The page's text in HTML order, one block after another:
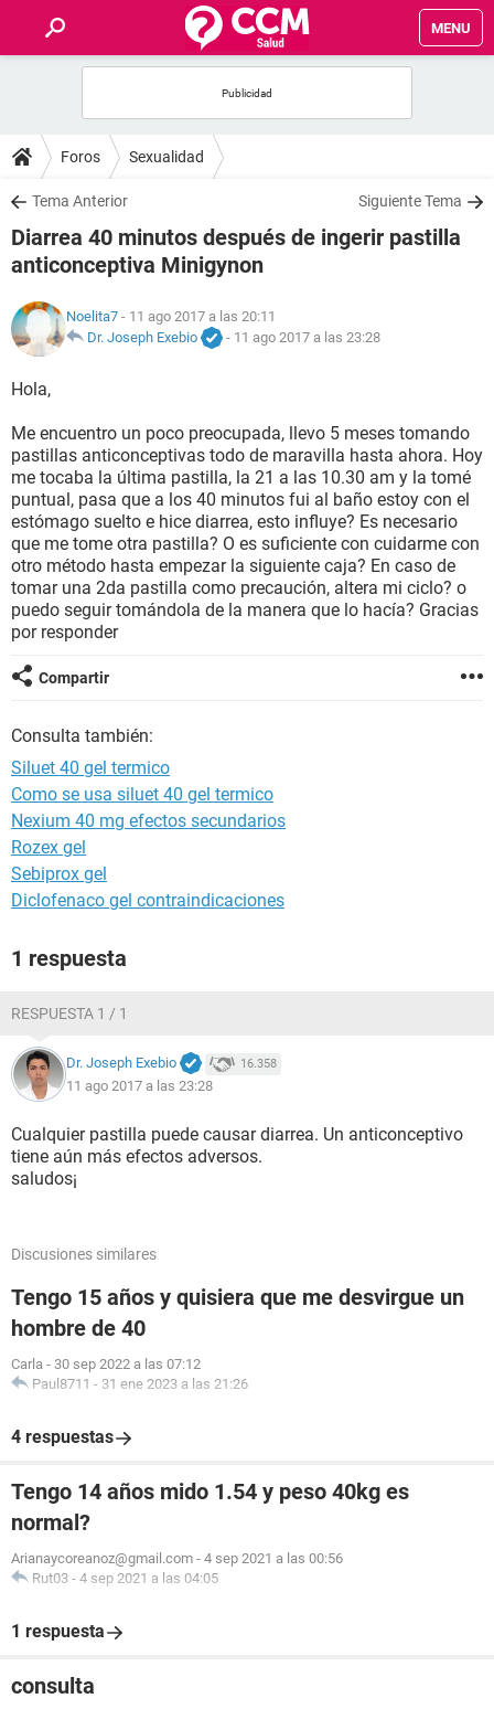
MENU
FOROS
SALUD
FAMILIA
NUTRICIÓN
SEXUALIDAD
GLOSARIO
Foros Sexualidad
Tema Anterior Siguiente Tema
Diarrea 40 minutos después de ingerir pastilla
anticonceptiva Minigynon
Noelita7 - 11 ago 2017 a las 20:11
Dr. Joseph Exebio
- 11 ago 2017 a las 23:28
Hola,
Me encuentro un poco preocupada, llevo 5 meses tomando
pastillas anticonceptivas todo de maravilla hasta ahora. Hoy
me tocaba la última pastilla, la 21 a las 10.30 am y la tomé
puntual, pasa que a los 40 minutos fui al baño estoy con el
estómago suelto e hice diarrea, esto influye? Es necesario
que me tome otra pastilla? O es suficiente con cuidarme con
otro método hasta empezar la siguiente caja? En caso de
tomar una 2da pastilla como precaución, altera mi ciclo? o
puedo seguir tomándola de la manera que lo hacía? Gracias
por responder
Compartir
Consulta también:
Siluet 40 gel termico
Como se usa siluet 40 gel termico
Nexium 40 mg efectos secundarios
Rozex gel
Sebiprox gel
Diclofenaco gel contraindicaciones
1 respuesta
RESPUESTA 1 / 1
Dr. Joseph Exebio 16.358
11 ago 2017 a las 23:28
Cualquier pastilla puede causar diarrea. Un anticonceptivo
tiene aún más efectos adversos.
saludos¡
Discusiones similares
Tengo 15 años y quisiera que me desvirgue un
hombre de 40
Carla - 30 sep 2022 a las 07:12
Paul8711 - 31 ene 2023 a las 21:26
4 respuestas
Tengo 14 años mido 1.54 y peso 40kg es
normal?
Arianaycoreanoz@gmail.com - 4 sep 2021 a las 00:56
Rut03 - 4 sep 2021 a las 04:05
1 respuesta
consulta